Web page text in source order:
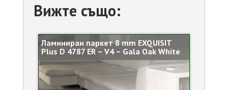
Вижте също:
Ламиниран паркет 8 mm EXQUISIT
Plus D 4787 ER – V4 – Gala Oak White